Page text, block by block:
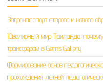
Загранпаспорт старого и нового
Ювелирный мир Таиланда:
трансфером в Gems Gallery
Формирование основ
прохождения летней